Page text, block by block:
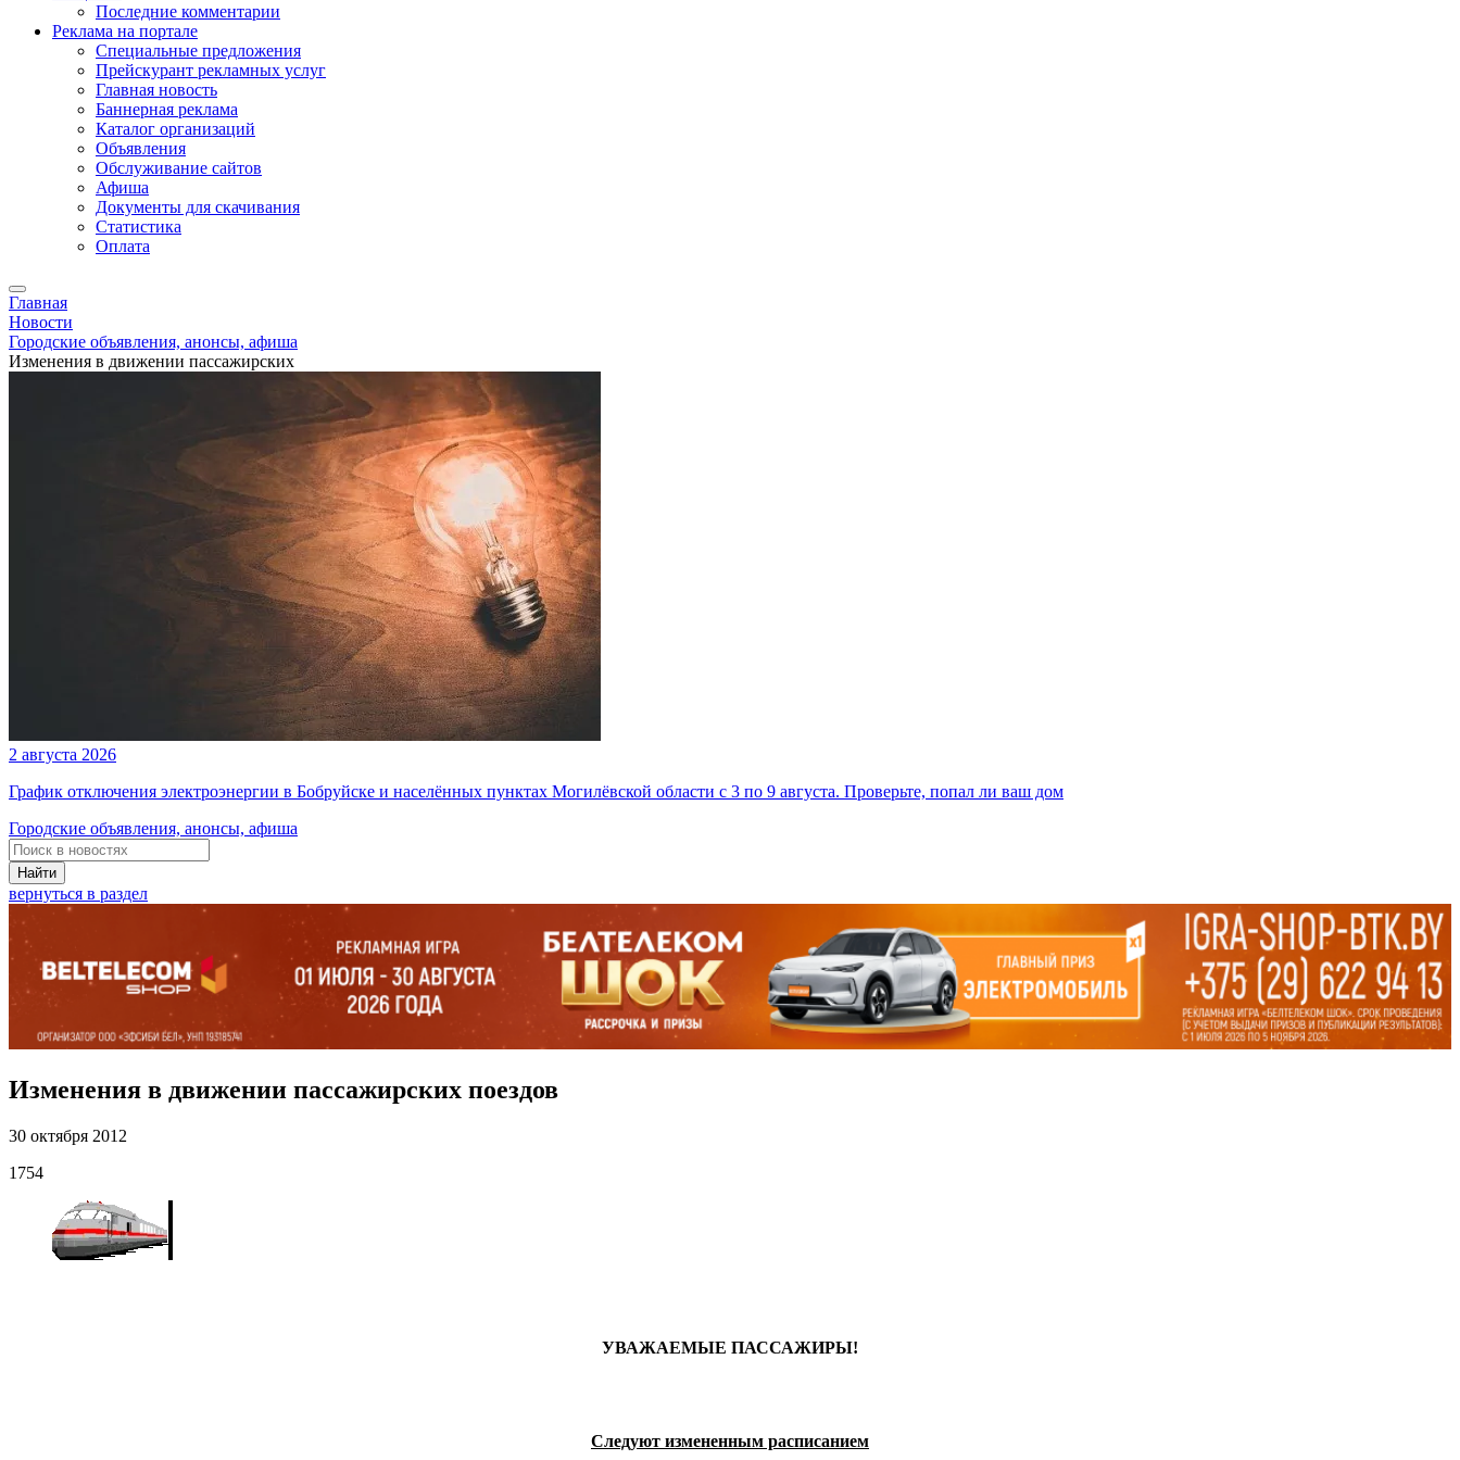
Последние комментарии
Реклама на портале
Специальные предложения
Прейскурант рекламных услуг
Главная новость
Баннерная реклама
Каталог организаций
Объявления
Обслуживание сайтов
Афиша
Документы для скачивания
Статистика
Оплата
Главная
Новости
Городские объявления, анонсы, афиша
Изменения в движении пассажирских
2 августа 2026
График отключения электроэнергии в Бобруйске и населённых пунктах Могилёвской области с 3 по 9 августа. Проверьте, попал ли ваш дом
Городские объявления, анонсы, афиша
Найти
вернуться в раздел
Изменения в движении пассажирских поездов
30 октября 2012
1754
УВАЖАЕМЫЕ ПАССАЖИРЫ!
Следуют измененным расписанием